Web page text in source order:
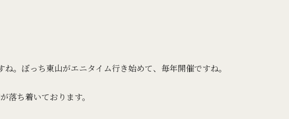
。ぼっち東山がエニタイム行き始めて、毎年開催ですね。
ち着いております。